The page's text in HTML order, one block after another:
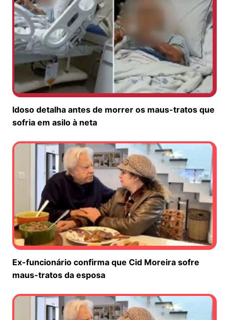
Idoso detalha antes de morrer os maus-tratos que
sofria em asilo à neta
Ex-funcionário confirma que Cid Moreira sofre
maus-tratos da esposa